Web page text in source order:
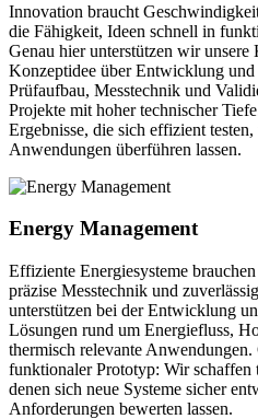
Innovation braucht
die Fähigkeit, Ideen schnell in
Genau hier unterstützen wir unsere
Konzeptidee über Entwicklung
Prüfaufbau, Messtechnik und
Projekte mit hoher technischer
Ergebnisse, die sich effizient
Anwendungen überführen lassen.
Energy Management
Effiziente Energiesysteme
präzise Messtechnik und
unterstützen bei der Entwicklung
Lösungen rund um Energiefluss,
thermisch relevante
funktionaler Prototyp: Wir schaffen
denen sich neue Systeme sicher
Anforderungen bewerten lassen.